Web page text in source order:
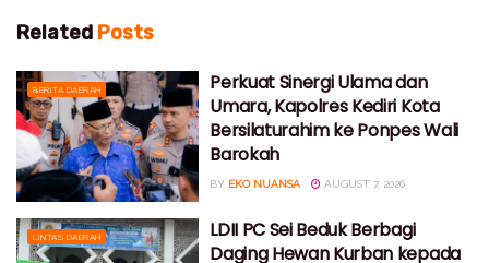
Related Posts
BERITA DAERAH
Perkuat Sinergi Ulama dan
Umara, Kapolres Kediri Kota
Bersilaturahim ke Ponpes Wali
Barokah
BY EKO NUANSA AUGUST 7, 2026
LINTAS DAERAH
LDII PC Sei Beduk Berbagi
Daging Hewan Kurban kepada